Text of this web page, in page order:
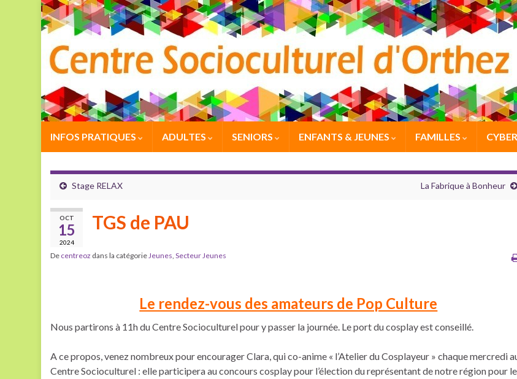
INFOS PRATIQUES ADULTES SENIORS ENFANTS & JEUNES FAMILLES
Stage RELAX La Fabrique à Bonheur
OCT
15
2024
TGS de PAU
De centreoz dans la catégorieJeunes, Secteur Jeunes
Le rendez-vous des amateurs de Pop Culture
Nous partirons à 11h du Centre Socioculturel pour y passer la journée. Le port du cosplay est conseillé.
A ce propos, venez nombreux pour encourager Clara, qui co-anime « l’Atelier du Cosplayeur » chaque mercredi
Centre Socioculturel : elle participera au concours cosplay pour l’élection du représentant de notre région pour le